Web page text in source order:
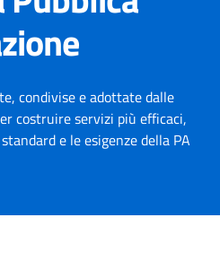
condivise e adottate dalle
costruire servizi più efficaci,
e le esigenze della PA